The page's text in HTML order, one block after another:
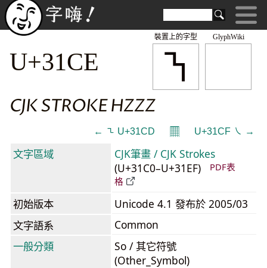
GlyphWiki
㇎
裝置上的字型
U+31CE
CJK STROKE HZZZ
← ㇍ U+31CD 𝄜 U+31CF ㇏ →
文字區域
CJK筆畫 / CJK Strokes
(U+31C0–U+31EF)
PDF表
格
初始版本
Unicode 4.1 發布於 2005/03
文字語系
Common
一般分類
So / 其它符號
(Other_Symbol)